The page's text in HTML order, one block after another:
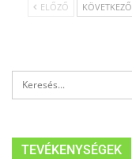
ELŐZŐ KÖVETKEZŐ
TEVÉKENYSÉGEK